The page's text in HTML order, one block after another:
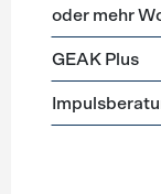
oder mehr
GEAK Plus